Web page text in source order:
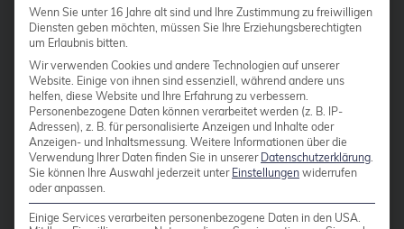
bullseye
busan
buster
Call for papers
CentOS
Ceph
CERN
programming language. Background
Within a large customer project
involving multiple components
running in a Kubernetes environment,
we faced a specific problem with no
generic solution available when
implementing a daemon worker
component. As only one calculation
can be […]
Wenn Sie unter 16 Jahre alt sind und Ihre Zustimmung zu freiwilligen
Diensten geben möchten, müssen Sie Ihre Erziehungsberechtigten
um Erlaubnis bitten.
Wir verwenden Cookies und andere Technologien auf unserer
Website. Einige von ihnen sind essenziell, während andere uns
helfen, diese Website und Ihre Erfahrung zu verbessern.
Personenbezogene Daten können verarbeitet werden (z. B. IP-
Adressen), z. B. für personalisierte Anzeigen und Inhalte oder
Anzeigen- und Inhaltsmessung. Weitere Informationen über die
Verwendung Ihrer Daten finden Sie in unserer Datenschutzerklärung.
Sie können Ihre Auswahl jederzeit unter Einstellungen widerrufen
oder anpassen.
Einige Services verarbeiten personenbezogene Daten in den USA.